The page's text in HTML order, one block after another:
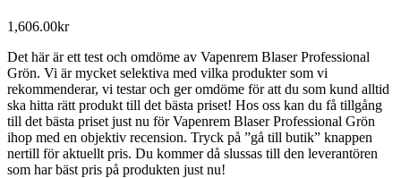
1,606.00kr
Det här är ett test och omdöme av Vapenrem Blaser Professional
Grön. Vi är mycket selektiva med vilka produkter som vi
rekommenderar, vi testar och ger omdöme för att du som kund alltid
ska hitta rätt produkt till det bästa priset! Hos oss kan du få tillgång
till det bästa priset just nu för Vapenrem Blaser Professional Grön
ihop med en objektiv recension. Tryck på ”gå till butik” knappen
nertill för aktuellt pris. Du kommer då slussas till den leverantören
som har bäst pris på produkten just nu!